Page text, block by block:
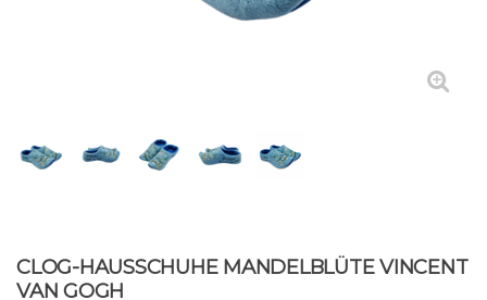
CLOG-HAUSSCHUHE MANDELBLÜTE VINCENT
VAN GOGH